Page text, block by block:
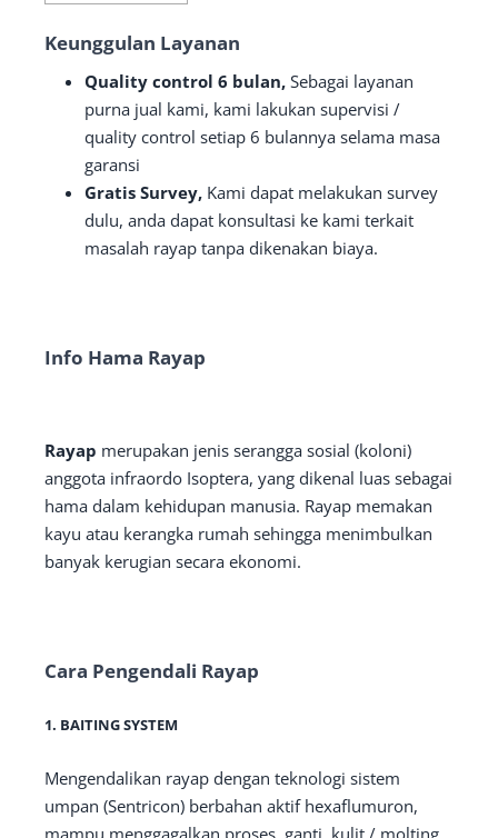
Keunggulan Layanan
Quality control 6 bulan, Sebagai layanan
purna jual kami, kami lakukan supervisi /
quality control setiap 6 bulannya selama masa
garansi
Gratis Survey, Kami dapat melakukan survey
dulu, anda dapat konsultasi ke kami terkait
masalah rayap tanpa dikenakan biaya.
Info Hama Rayap
Rayap merupakan jenis serangga sosial (koloni)
anggota infraordo Isoptera, yang dikenal luas sebagai
hama dalam kehidupan manusia. Rayap memakan
kayu atau kerangka rumah sehingga menimbulkan
banyak kerugian secara ekonomi.
Cara Pengendali Rayap
1. BAITING SYSTEM
Mengendalikan rayap dengan teknologi sistem
umpan (Sentricon) berbahan aktif hexaflumuron,